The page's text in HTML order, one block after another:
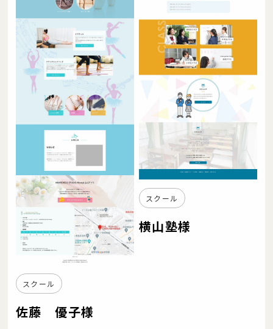
スクール
佐藤 優子様
スクール
横山塾様